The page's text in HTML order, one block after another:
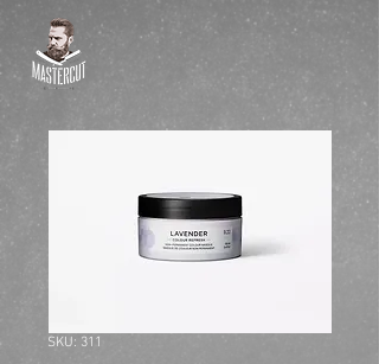
SKU: 311